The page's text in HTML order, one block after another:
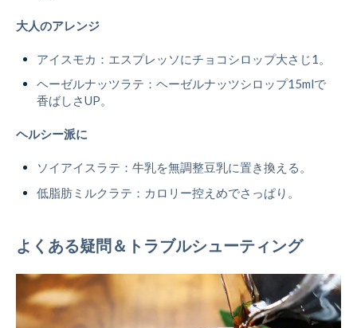
大人のアレンジ
アイスモカ：エスプレッソにチョコシロップ大さじ1。
ヘーゼルナッツラテ：ヘーゼルナッツシロップ15mlで
香ばしさUP。
ヘルシー派に
ソイアイスラテ：牛乳を無調整豆乳に置き換える。
低脂肪ミルクラテ：カロリー控えめでさっぱり。
よくある疑問＆トラブルシューティング